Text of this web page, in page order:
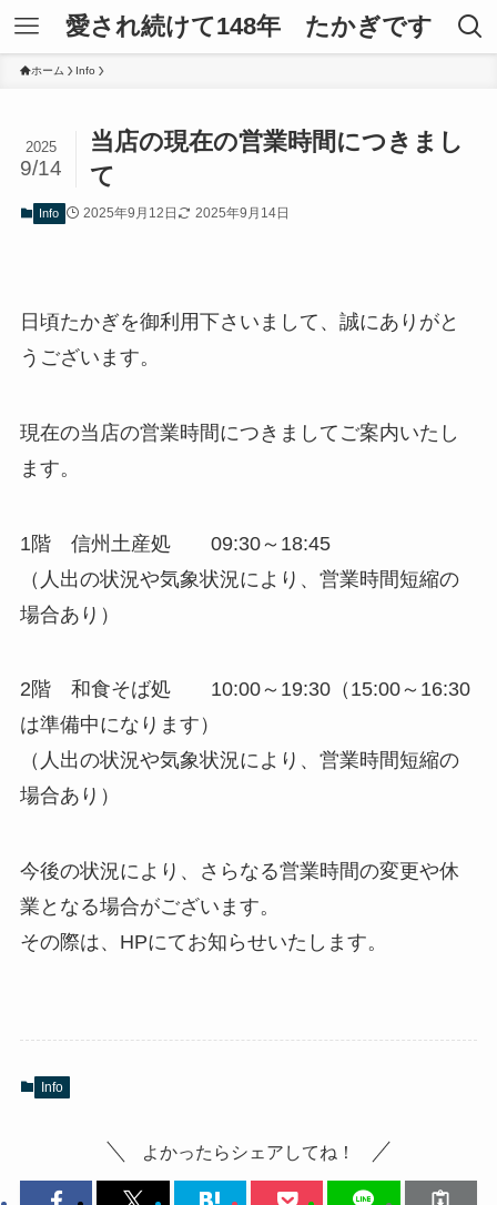
愛され続けて148年 たかぎです
ホーム Info
当店の現在の営業時間につきまし
て
2025
9/14
Info 2025年9月12日 2025年9月14日
日頃たかぎを御利用下さいまして、誠にありがと
うございます。
現在の当店の営業時間につきましてご案内いたし
ます。
1階 信州土産処 09:30～18:45
（人出の状況や気象状況により、営業時間短縮の
場合あり）
2階 和食そば処 10:00～19:30（15:00～16:30
は準備中になります）
（人出の状況や気象状況により、営業時間短縮の
場合あり）
今後の状況により、さらなる営業時間の変更や休
業となる場合がございます。
その際は、HPにてお知らせいたします。
Info
よかったらシェアしてね！